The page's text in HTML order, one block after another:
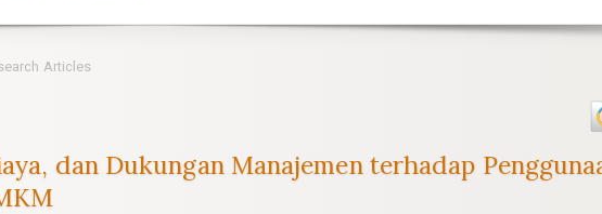
Articles
dan Dukungan Manajemen terhadap